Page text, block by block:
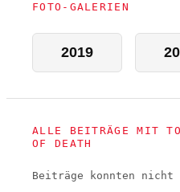
FOTO-GALERIEN
2019
ALLE BEITRÄGE MIT
OF DEATH
Beiträge konnten nicht